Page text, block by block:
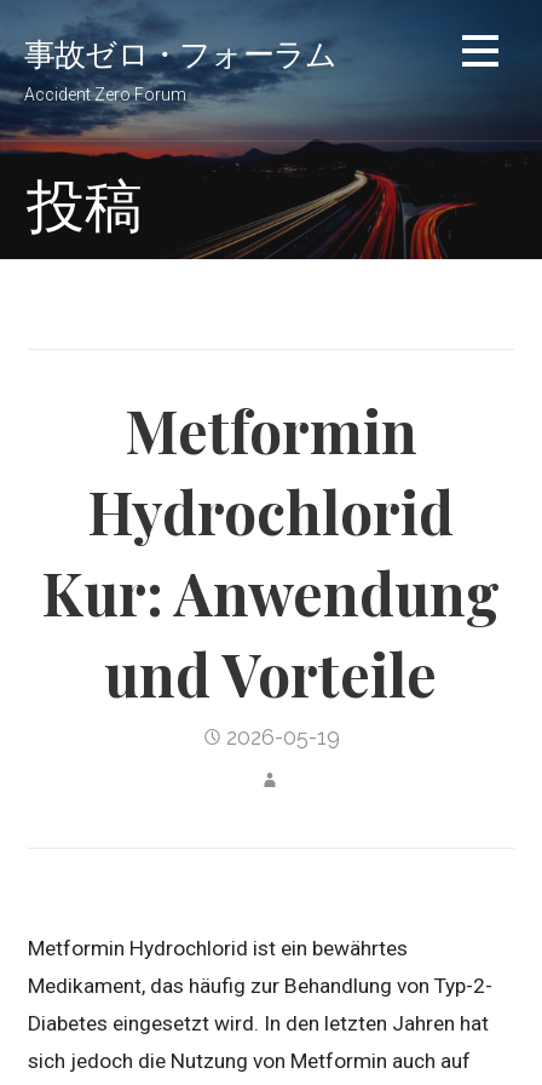
ン
ツ
事故ゼロ・フォーラム
Accident Zero Forum
投稿
Metformin
Hydrochlorid
Kur: Anwendung
und Vorteile
2026-05-19
Metformin Hydrochlorid ist ein bewährtes
Medikament, das häufig zur Behandlung von Typ-2-
Diabetes eingesetzt wird. In den letzten Jahren hat
sich jedoch die Nutzung von Metformin auch auf